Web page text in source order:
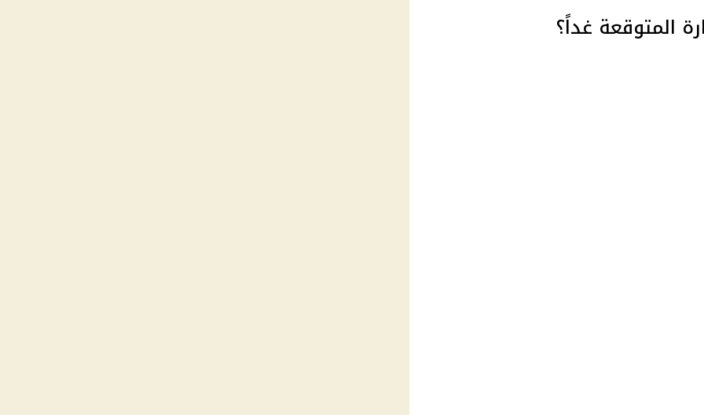
المتوقعة غداً؟